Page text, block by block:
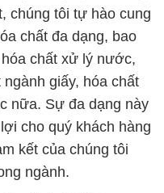
chúng tôi tự hào cung
chất đa dạng, bao
chất xử lý nước,
giấy, hóa chất
nữa. Sự đa dạng này
cho quý khách hàng
kết của chúng tôi
ngành.